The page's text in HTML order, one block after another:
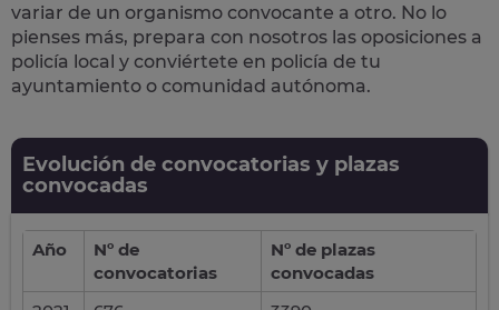
variar de un organismo convocante a otro. No lo
pienses más, prepara con nosotros las oposiciones a
policía local y conviértete en policía de tu
ayuntamiento o comunidad autónoma.
Evolución de convocatorias y plazas
convocadas
Año
Nº de
convocatorias
Nº de plazas
convocadas